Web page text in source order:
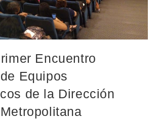
Encuentro
Equipos
de la Dirección